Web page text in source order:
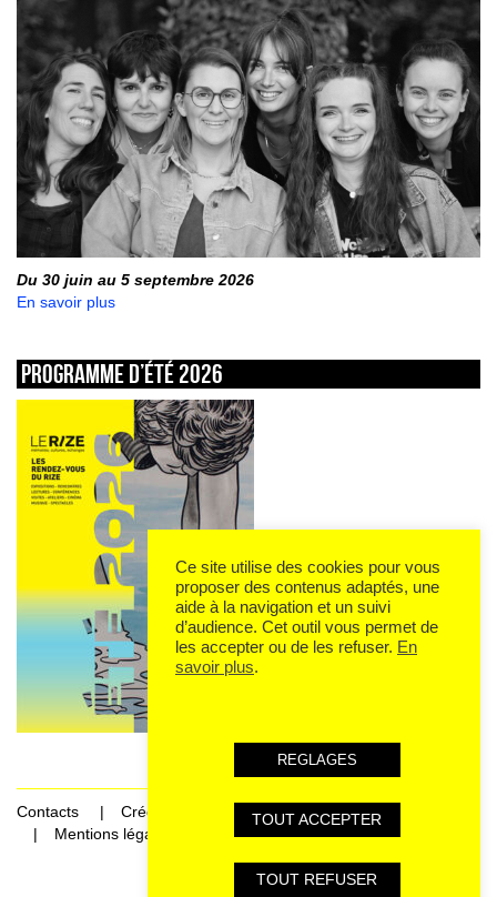
Du 30 juin au 5 septembre 2026
En savoir plus
Programme d’été 2026
Contacts
Crédits
Mentions légales et données personnelles
Ce site utilise des cookies pour vous
proposer des contenus adaptés, une
aide à la navigation et un suivi
d’audience. Cet outil vous permet de
les accepter ou de les refuser. En
savoir plus.
REGLAGES
TOUT ACCEPTER
TOUT REFUSER